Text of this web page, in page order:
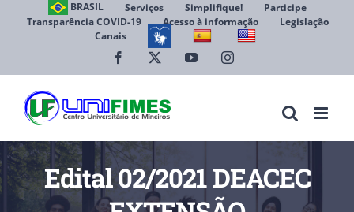
BRASIL Serviços Simplifique!
Participe
Transparência COVID-19
Acesso à informação
Legislação
Canais
Facebook YouTubeInstagram
Edital 02/2021 DEACEC